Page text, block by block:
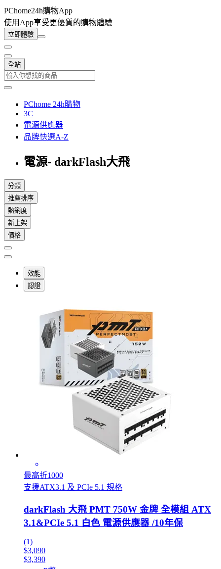
PChome24h購物App
使用App享受更優質的購物體驗
立即體驗
全站
PChome 24h購物
3C
電源供應器
品牌快選A-Z
電源- darkFlash大飛
分類
推薦排序
熱銷度
新上架
價格
效能
認證
最高折1000
支援ATX3.1 及 PCIe 5.1 規格
darkFlash 大飛 PMT 750W 金牌 全模組 ATX
3.1&PCIe 5.1 白色 電源供應器 /10年保
(1)
$3,090
$3,390